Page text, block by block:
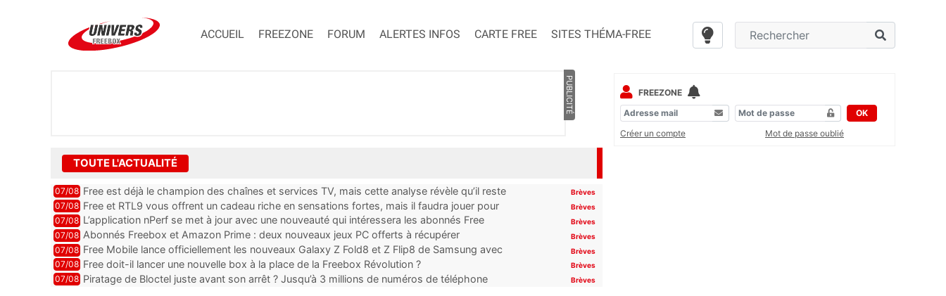
ACCUEIL FREEZONE FORUM ALERTES INFOS CARTE FREE SITES THÉMA-FREE
PUBLICITÉ
TOUTE L'ACTUALITÉ
07/08 Free est déjà le champion des chaînes et services TV, mais cette analyse révèle qu’il reste
encore au moin...
Brèves
07/08 Free et RTL9 vous offrent un cadeau riche en sensations fortes, mais il faudra jouer pour
l’obtenir
Brèves
07/08 L’application nPerf se met à jour avec une nouveauté qui intéressera les abonnés Free
Mobile, Orange, SFR ...
Brèves
07/08 Abonnés Freebox et Amazon Prime : deux nouveaux jeux PC offerts à récupérer Brèves
07/08 Free Mobile lance officiellement les nouveaux Galaxy Z Fold8 et Z Flip8 de Samsung avec
des promos et des cadeaux
Brèves
07/08 Free doit-il lancer une nouvelle box à la place de la Freebox Révolution ? Brèves
07/08 Piratage de Bloctel juste avant son arrêt ? Jusqu’à 3 millions de numéros de téléphone
Brèves
FREEZONE
OK
Créer un compte
Mot de passe oublié